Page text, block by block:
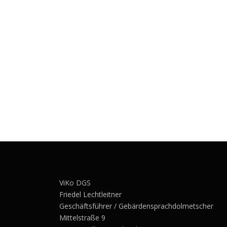
ViKo DGS
Friedel Lechtleitner
Geschäftsführer / Gebärdensprachdolmetscher
Mittelstraße 9